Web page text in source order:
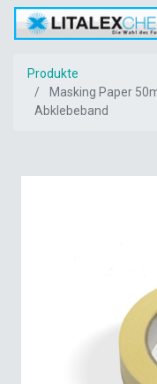
Produkte
Masking Paper
Abklebeband